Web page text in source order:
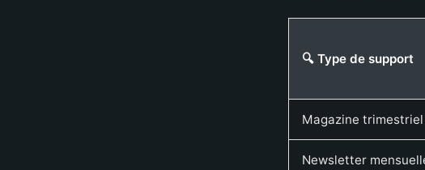
🔍 Type de support
Magazine trimestriel
Newsletter